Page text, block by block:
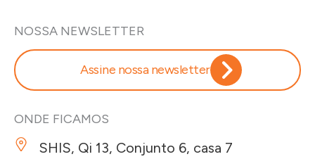
ONDE FICAMOS
SHIS, Qi 13, Conjunto 6, casa 7
NOSSA NEWSLETTER
Assine nossa newsletter